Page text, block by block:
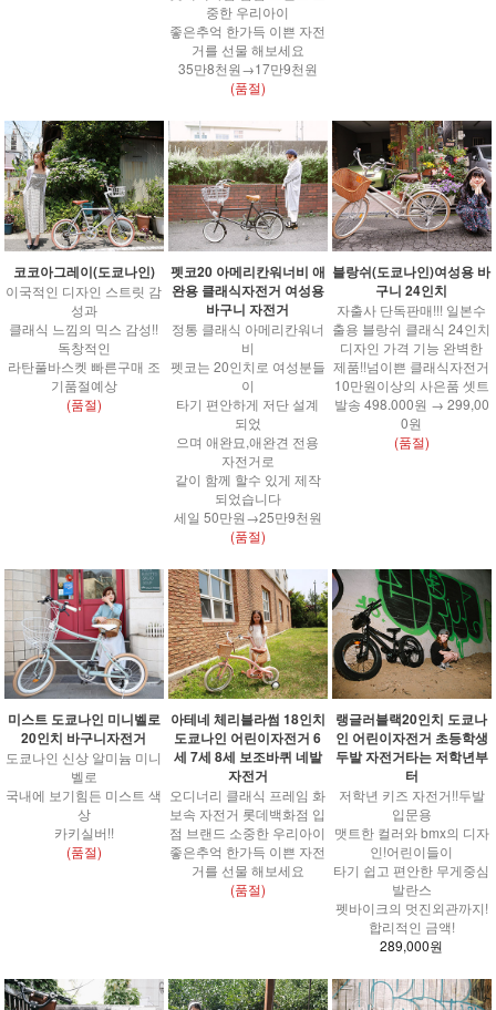
중한 우리아이
좋은추억 한가득 이쁜 자전
거를 선물 해보세요
35만8천원→17만9천원
(품절)
코코아그레이(도쿄나인)
이국적인 디자인 스트릿 감
성과
클래식 느낌의 믹스 감성!!
독창적인
라탄풀바스켓 빠른구매 조
기품절예상
(품절)
펫코20 아메리칸워너비 애
완용 클래식자전거 여성용
바구니 자전거
정통 클래식 아메리칸워너
비
펫코는 20인치로 여성분들
이
타기 편안하게 저단 설계
되었
으며 애완묘,애완견 전용
자전거로
같이 함께 할수 있게 제작
되었습니다
세일 50만원→25만9천원
(품절)
블랑쉬(도쿄나인)여성용 바
구니 24인치
자출사 단독판매!!! 일본수
출용 블랑쉬 클래식 24인치
디자인 가격 기능 완벽한
제품!!넘이쁜 클래식자전거
10만원이상의 사은품 셋트
발송 498.000원 → 299,00
0원
(품절)
미스트 도쿄나인 미니벨로
20인치 바구니자전거
도쿄나인 신상 알미늄 미니
벨로
국내에 보기힘든 미스트 색
상
카키실버!!
(품절)
아테네 체리블라썸 18인치
도쿄나인 어린이자전거 6
세 7세 8세 보조바퀴 네발
자전거
오디너리 클래식 프레임 화
보속 자전거 롯데백화점 입
점 브랜드 소중한 우리아이
좋은추억 한가득 이쁜 자전
거를 선물 해보세요
(품절)
랭글러블랙20인치 도쿄나
인 어린이자전거 초등학생
두발 자전거타는 저학년부
터
저학년 키즈 자전거!!두발
입문용
맷트한 컬러와 bmx의 디자
인!어린이들이
타기 쉽고 편안한 무게중심
발란스
펫바이크의 멋진외관까지!
합리적인 금액!
289,000원